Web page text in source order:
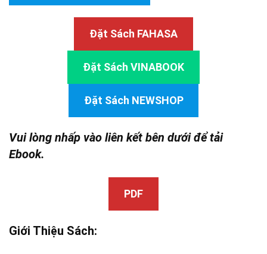
Đặt Sách FAHASA
Đặt Sách VINABOOK
Đặt Sách NEWSHOP
Vui lòng nhấp vào liên kết bên dưới để tải
Ebook.
PDF
Giới Thiệu Sách: